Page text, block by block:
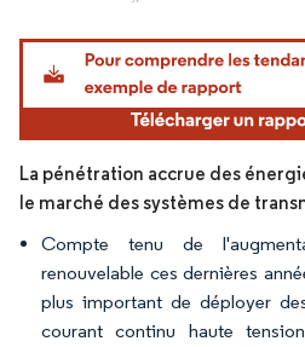
Image © Mordor Intelligence. La réutilisation
La pénétration accrue des
le marché des systèmes de
Compte tenu de
renouvelable ces dernières
plus important de déployer
courant continu haute